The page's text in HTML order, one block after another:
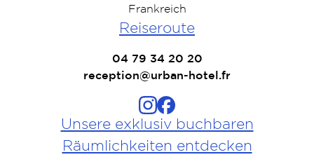
Frankreich
Reiseroute
04 79 34 20 20
reception@urban-hotel.fr
Unsere exklusiv buchbaren
Räumlichkeiten entdecken